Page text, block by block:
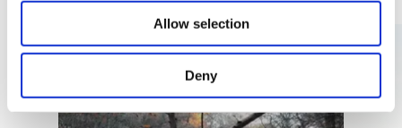
Allow selection
Deny